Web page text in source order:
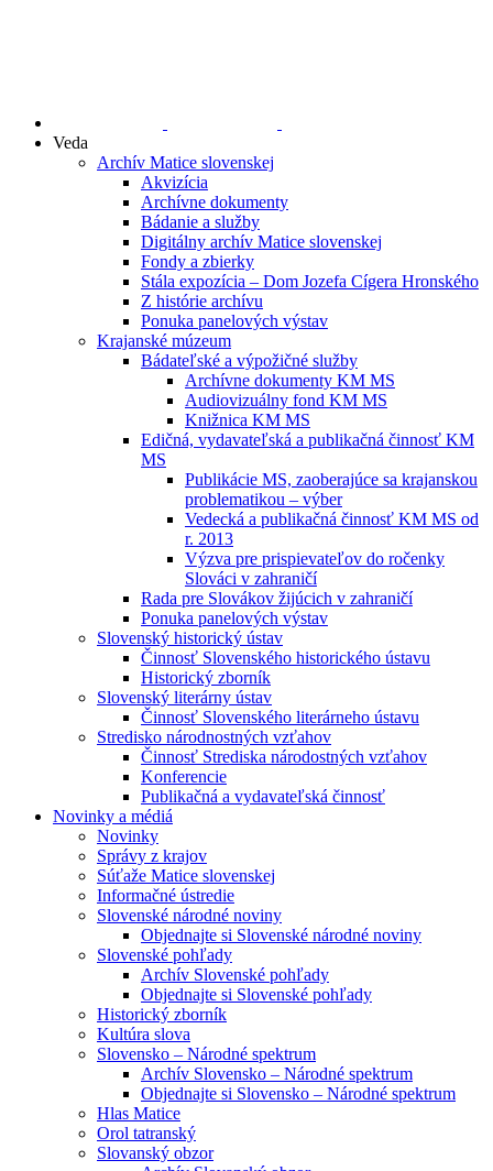
Veda
Archív Matice slovenskej
Akvizícia
Archívne dokumenty
Bádanie a služby
Digitálny archív Matice slovenskej
Fondy a zbierky
Stála expozícia – Dom Jozefa Cígera Hronského
Z histórie archívu
Ponuka panelových výstav
Krajanské múzeum
Bádateľské a výpožičné služby
Archívne dokumenty KM MS
Audiovizuálny fond KM MS
Knižnica KM MS
Edičná, vydavateľská a publikačná činnosť KM
MS
Publikácie MS, zaoberajúce sa krajanskou
problematikou – výber
Vedecká a publikačná činnosť KM MS od
r. 2013
Výzva pre prispievateľov do ročenky
Slováci v zahraničí
Rada pre Slovákov žijúcich v zahraničí
Ponuka panelových výstav
Slovenský historický ústav
Činnosť Slovenského historického ústavu
Historický zborník
Slovenský literárny ústav
Činnosť Slovenského literárneho ústavu
Stredisko národnostných vzťahov
Činnosť Strediska národostných vzťahov
Konferencie
Publikačná a vydavateľská činnosť
Novinky a médiá
Novinky
Správy z krajov
Súťaže Matice slovenskej
Informačné ústredie
Slovenské národné noviny
Objednajte si Slovenské národné noviny
Slovenské pohľady
Archív Slovenské pohľady
Objednajte si Slovenské pohľady
Historický zborník
Kultúra slova
Slovensko – Národné spektrum
Archív Slovensko – Národné spektrum
Objednajte si Slovensko – Národné spektrum
Hlas Matice
Orol tatranský
Slovanský obzor